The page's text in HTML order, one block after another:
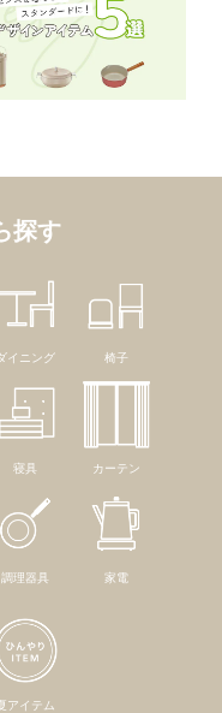
探す
イニング 椅子
寝具 カーテン
調理器具 家電
アイテム